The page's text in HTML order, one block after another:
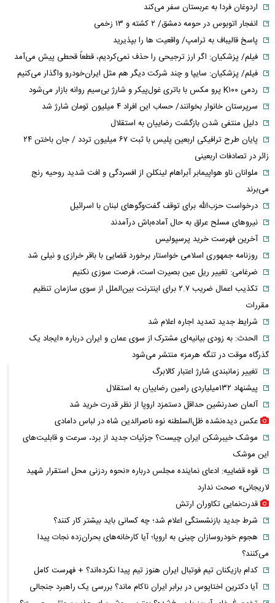
اردوغان فردا به عربستان سفر می‌کند
انفجار اتوبوس در حومه دمشق/ ۲ کشته و ۱۳ زخمی
پاسخ قالیباف به ترامپ/ واقعیت ها را بپذیرید
فیلم/ پزشکیان: اگر ارز ترجیحی را حذف نمی‌کردیم، قطعاً قحطی پیش می‌آمد
فیلم/ پزشکیان: سایپا و چند شرکت دیگر هم مثل ایران‌خودرو واگذار می‌کنیم
ردمی K۱۰۰ پرو مکس با باتری غول‌پیکر و شارژ بی‌سیم روانه بازار می‌شود
سرپرستان خانوار بخوانند/ حساب این افراد ۴ میلیون تومان شارژ شد
دلیل منتفی شدن بازگشت رضاییان به استقلال
پایان طرح ترافیکی اربعین پلیس با ثبت ۶۷ میلیون تردد / جان باختن ۲۴
زائر در تصادفات اربعینی
ملوانان ناو هواپیمابر آبراهام لینکلن از افسردگی و افت شدید روحیه رنج
می‌برند
درخواست حزب‌الله برای توقف گفت‌وگوهای لبنان با اسرائیل
نیروهای مسلح عراق به حال آماده‌باش درآمدند
آخرین فهرست خرید پرسپولیس
روزنامه جمهوری اسلامی خواستار برخورد قضایی با باقر خرازی و نیلی شد
ضرغامی: تغییر ریل عین بصیرت است، فرصت سوزی نکنیم
تکذیب اعمال ضریب ۲.۷ برای اینترنت بین‌الملل از سوی سازمان تنظیم
مقررات
شرایط جدید تمدید اجاره اعلام شد
الحدث: به زودی بیانیه‌ای مشترک از سوی عمان و ایران درباره «ایجاد یک
گذرگاه موقت در تنگه هرمز» منتشر می‌شود
تغییر زمانبندی‌ شارژ اعتبار کالابرگ
پیشنهاد ۱۳۲میلیاردی رامین رضاییان به استقلال
آلمان صدرنشین حداقل دستمزد اروپا از نظر قدرت خرید شد
عکس دیده‌نشده ظل‌السلطنه نوه ناصرالدین شاه در لباس دامادی
موشک خیبرشکن ایران چیست؟ جزئیات جدید از برد، سرعت و قابلیت‌های
این موشک
قوه قضاییه: ادعای نماینده مجلس درباره «نحوه ردزنی محل استقرار شهید
لاریجانی» صحت ندارد
قدرت‌نمایی تکاوران ارتش
شرط جدید بازنشستگی اعلام شد؛ چه کسانی باید بیشتر کار کنند؟
هجوم خودروسازان چینی به اروپا؛ آیا کارخانه‌های بحران‌زده نجات پیدا
می‌کنند؟
کدام بازیکنان تیم فوتبال ایران هنوز تیم پیدا نکرده‌اند؟ + فهرست کامل
آیا دکترین اختاپوس در برابر ایران ناکام ماند؟ بررسی یک راهبرد جنجالی